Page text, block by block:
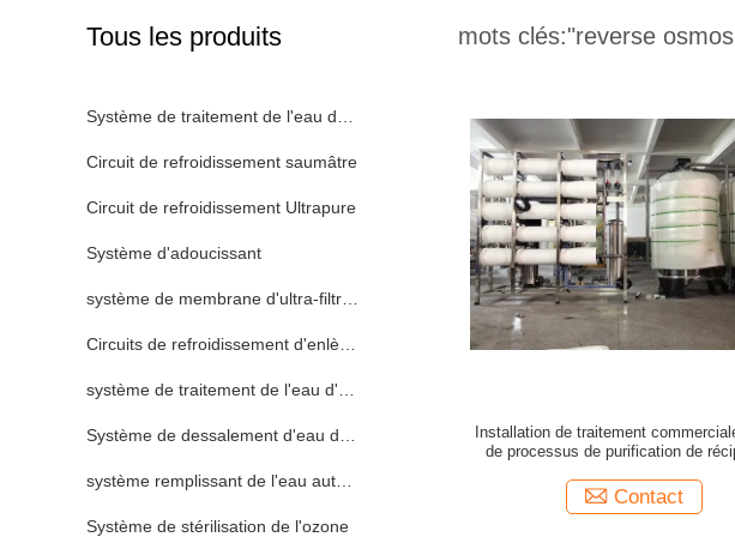
Tous les produits
Système de traitement de l'eau de RO
Circuit de refroidissement saumâtre
Circuit de refroidissement Ultrapure
Système d'adoucissant
système de membrane d'ultra-filtration
Circuits de refroidissement d'enlèvement de fer
système de traitement de l'eau d'échange ionique
Système de dessalement d'eau de mer
système remplissant de l'eau automatique
Système de stérilisation de l'ozone
mots clés:"reverse
Installation de traitement
de processus de purification de
d'inversion 5000LPH
Contact